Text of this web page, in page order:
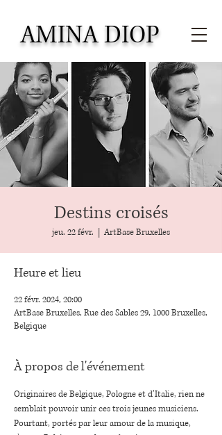
AMINA DIOP
Destins croisés
jeu. 22 févr. ArtBase Bruxelles
Heure et lieu
22 févr. 2024, 20:00
ArtBase Bruxelles, Rue des Sables 29, 1000 Bruxelles,
Belgique
À propos de l'événement
Originaires de Belgique, Pologne et d’Italie, rien ne
semblait pouvoir unir ces trois jeunes musiciens.
Pourtant, portés par leur amour de la musique,